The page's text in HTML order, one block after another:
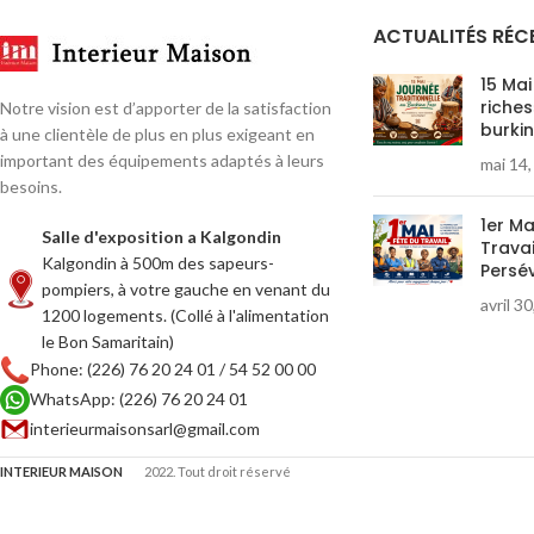
Le chèque cadeau est non remboursable et
En cas d’achat d’un montant supérieur à la
valeur du chèque, la différence est à la charge
du bénéficiaire.
En cas de perte, de vol ou de détérioration,
contre une participation forfaitaire de 5 000
FCFA.
Ce chèque est nominatif et doit porter le
cachet, la signature et le visa Intérieur
Maison pour être valable.
Intérieur Maison se réserve le droit de
refuser tout chèque cadeau falsifié ou non
conforme.
Bobo-Dioulasso.
non échangeable
En cas d’achat d’un
valeur du chèque, la
contre une
FCFA.
Ce chèque est
cachet, la signature
Notre vision est d’apporter de la satisfaction
à une clientèle de plus en plus exigeant en
important des équipements adaptés à leurs
besoins.
Salle d'exposition a Kalgondin
Kalgondin à 500m des sapeurs-
pompiers, à votre gauche en venant du
1200 logements. (Collé à l'alimentation
le Bon Samaritain)
Phone: (226) 76 20 24 01 / 54 52 00 00
WhatsApp: (226) 76 20 24 01
interieurmaisonsarl@gmail.com
ACTUALITÉS
15
mai
1er
avril
INTERIEUR MAISON 2022. Tout droit réservé